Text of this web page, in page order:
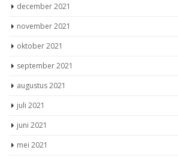
december 2021
november 2021
oktober 2021
september 2021
augustus 2021
juli 2021
juni 2021
mei 2021